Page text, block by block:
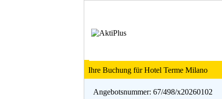
Ihre Buchung für Hotel Terme Milano
Angebotsnummer: 67/498/x20260102